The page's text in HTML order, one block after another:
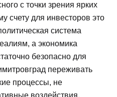
с точки зрения ярких
счету для инвесторов это
система
а экономика
безопасно для
переживать
процессы, не
воздействия.